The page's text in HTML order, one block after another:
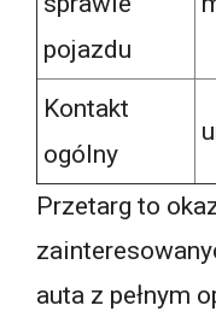
pojazdu
Kontakt
ogólny
Przetarg to
auta z pełnym